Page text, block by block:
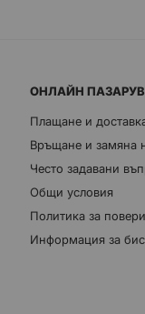
ОНЛАЙН
Плащане и
Връщане и замяна
Често задавани
Общи условия
Политика за
Информация за